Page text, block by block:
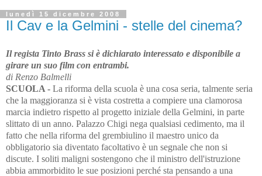
lunedì 15 dicembre 2008
Il Cav e la Gelmini - stelle del cinema?
Il regista Tinto Brass si è dichiarato interessato e disponibile a
girare un suo film con entrambi.
di Renzo Balmelli
SCUOLA - La riforma della scuola è una cosa seria, talmente seria
che la maggioranza si è vista costretta a compiere una clamorosa
marcia indietro rispetto al progetto iniziale della Gelmini, in parte
slittato di un anno. Palazzo Chigi nega qualsiasi cedimento, ma il
fatto che nella riforma del grembiulino il maestro unico da
obbligatorio sia diventato facoltativo è un segnale che non si
discute. I soliti maligni sostengono che il ministro dell'istruzione
abbia ammorbidito le sue posizioni perché sta pensando a una